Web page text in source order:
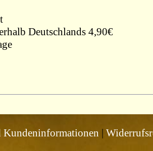
Deutschlands 4,90€
Kundeninformationen |